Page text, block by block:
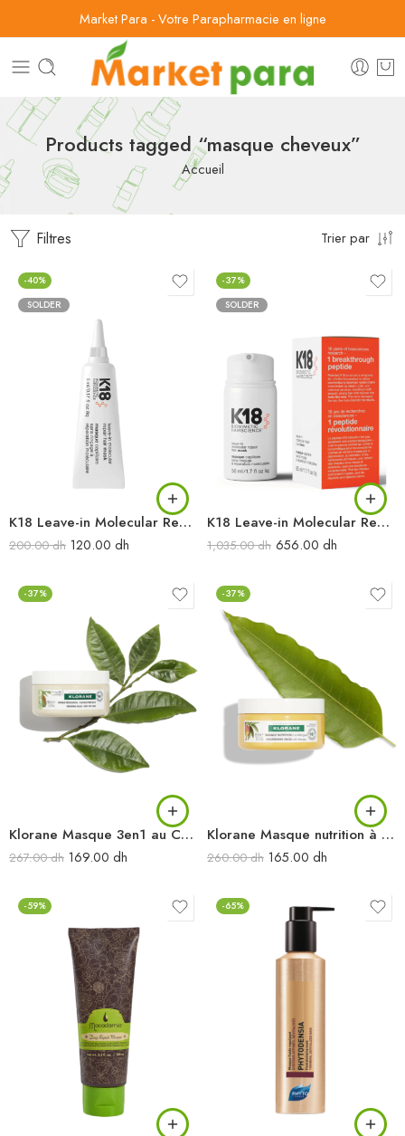
Market Para - Votre Parapharmacie en ligne
Products tagged “masque cheveux”
Accueil
Filtres Trier par
-40%
SOLDER
K18 Leave-in Molecular Repair Hair Mask Traitement pour Cheveux Abîmés 5 ml
200.00dh 120.00 dh
-37%
SOLDER
K18 Leave-in Molecular Repair Hair Mask Traitement pour Cheveux Abîmés 50 ml
1,035.00dh 656.00 dh
-37%
Klorane Masque 3en1 au Cupuaçu BIO 150 ml
267.00dh 169.00 dh
-37%
Klorane Masque nutrition à la Mangue 150 ml
260.00dh 165.00 dh
-59% -65%